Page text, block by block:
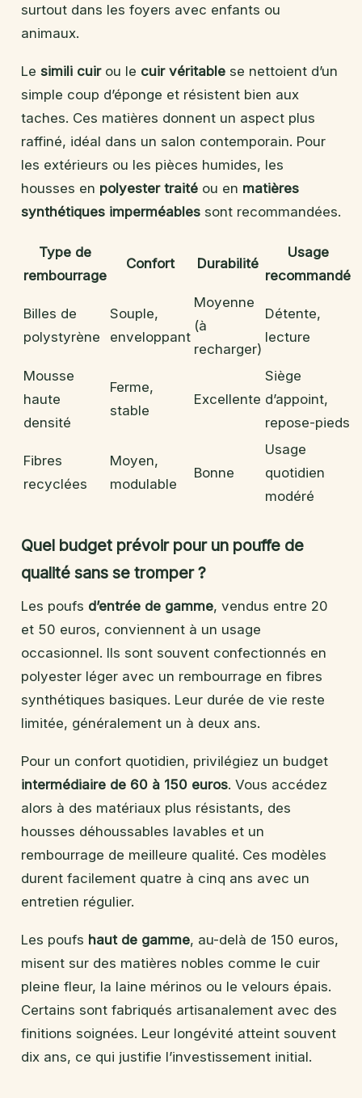
surtout dans les foyers avec enfants ou
animaux.
Le simili cuirou le cuir véritable se nettoient d’un
simple coup d’éponge et résistent bien aux
taches. Ces matières donnent un aspect plus
raffiné, idéal dans un salon contemporain. Pour
les extérieurs ou les pièces humides, les
housses en polyester traité ou en matières
synthétiques imperméables sont recommandées.
Type de
rembourrage
Confort Durabilité
Usage
recommandé
Billes de
polystyrène
Souple,
enveloppant
Moyenne
(à
recharger)
Détente,
lecture
Mousse
haute
densité
Ferme,
stable
Excellente
Siège
d’appoint,
repose-pieds
Fibres
recyclées
Moyen,
modulable
Bonne
Usage
quotidien
modéré
Quel budget prévoir pour un pouffe de
qualité sans se tromper ?
Les poufs d’entrée de gamme, vendus entre 20
et 50 euros, conviennent à un usage
occasionnel. Ils sont souvent confectionnés en
polyester léger avec un rembourrage en fibres
synthétiques basiques. Leur durée de vie reste
limitée, généralement un à deux ans.
Pour un confort quotidien, privilégiez un budget
intermédiaire de 60 à 150 euros. Vous accédez
alors à des matériaux plus résistants, des
housses déhoussables lavables et un
rembourrage de meilleure qualité. Ces modèles
durent facilement quatre à cinq ans avec un
entretien régulier.
Les poufs haut de gamme, au-delà de 150 euros,
misent sur des matières nobles comme le cuir
pleine fleur, la laine mérinos ou le velours épais.
Certains sont fabriqués artisanalement avec des
finitions soignées. Leur longévité atteint souvent
dix ans, ce qui justifie l’investissement initial.